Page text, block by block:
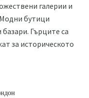
галерии и
бутици
Гърците са
за историческото